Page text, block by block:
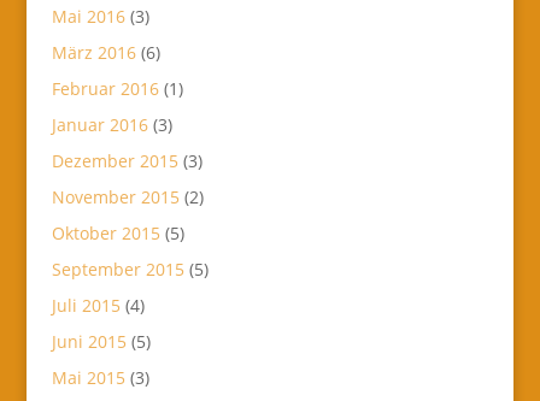
Mai 2016(3)
März 2016(6)
Februar 2016(1)
Januar 2016(3)
Dezember 2015 (3)
November 2015 (2)
Oktober 2015 (5)
September 2015 (5)
Juli 2015 (4)
Juni 2015 (5)
Mai 2015 (3)